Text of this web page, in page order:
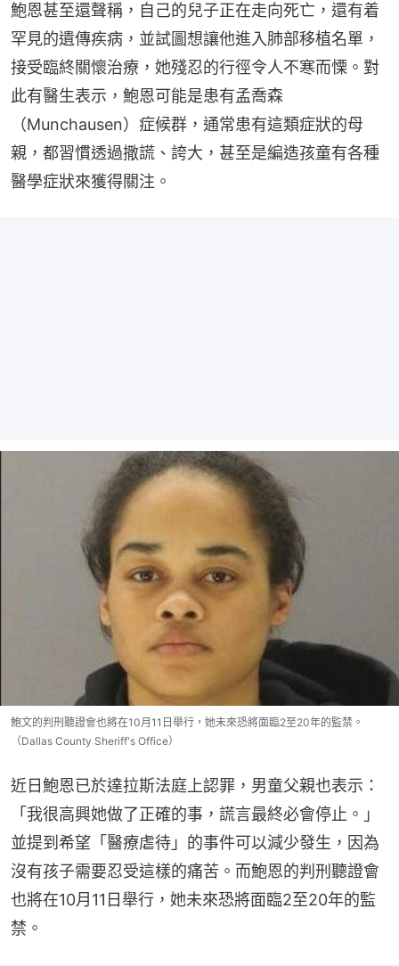
鮑恩甚至還聲稱，自己的兒子正在走向死亡，還有着
罕見的遺傳疾病，並試圖想讓他進入肺部移植名單，
接受臨終關懷治療，她殘忍的行徑令人不寒而慄。對
此有醫生表示，鮑恩可能是患有孟喬森
（Munchausen）症候群，通常患有這類症狀的母
親，都習慣透過撒謊、誇大，甚至是編造孩童有各種
醫學症狀來獲得關注。
鮑文的判刑聽證會也將在10月11日舉行，她未來恐將面臨2至20年的監禁。
（Dallas County Sheriff's Office）
近日鮑恩已於達拉斯法庭上認罪，男童父親也表示：
「我很高興她做了正確的事，謊言最終必會停止。」
並提到希望「醫療虐待」的事件可以減少發生，因為
沒有孩子需要忍受這樣的痛苦。而鮑恩的判刑聽證會
也將在10月11日舉行，她未來恐將面臨2至20年的監
禁。